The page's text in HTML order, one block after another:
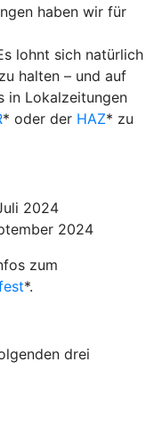
haben wir für
lohnt sich natürlich
halten – und auf
in Lokalzeitungen
* oder der HAZ* zu
2024
2024
zum
*.
drei